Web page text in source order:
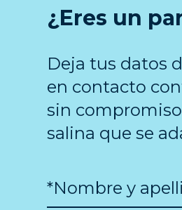
¿Eres un
Deja tus datos
en contacto
sin
salina que se